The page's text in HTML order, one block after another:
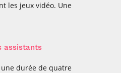
les jeux vidéo. Une
assistants
durée de quatre